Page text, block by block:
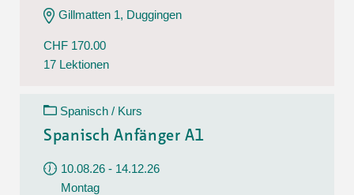
Gillmatten 1, Duggingen
CHF 170.00
17 Lektionen
Spanisch / Kurs
Spanisch Anfänger A1
10.08.26 - 14.12.26
Montag